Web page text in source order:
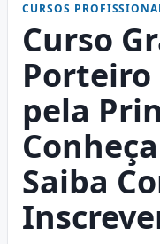
CURSOS
Curso
pela
Saiba